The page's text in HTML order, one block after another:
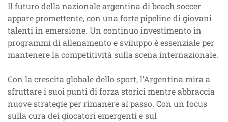
Il futuro della nazionale argentina di beach soccer
appare promettente, con una forte pipeline di giovani
talenti in emersione. Un continuo investimento in
programmi di allenamento e sviluppo è essenziale per
mantenere la competitività sulla scena internazionale.
Con la crescita globale dello sport, l’Argentina mira a
sfruttare i suoi punti di forza storici mentre abbraccia
nuove strategie per rimanere al passo. Con un focus
sulla cura dei giocatori emergenti e sul